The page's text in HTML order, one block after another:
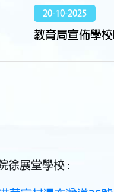
20-10-2025
教育局宣佈學
徐展堂學校 :